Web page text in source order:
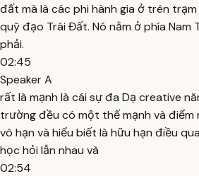
đất mà là các phi hành gia ở trên
quỹ đạo Trái Đất. Nó nằm ở phía Nam
phải.
02:45
Speaker A
rất là mạnh là cái sự đa Dạ creative
trường đều có một thế mạnh và điểm
vô hạn và hiểu biết là hữu hạn điều
học hỏi lẫn nhau và
02:54